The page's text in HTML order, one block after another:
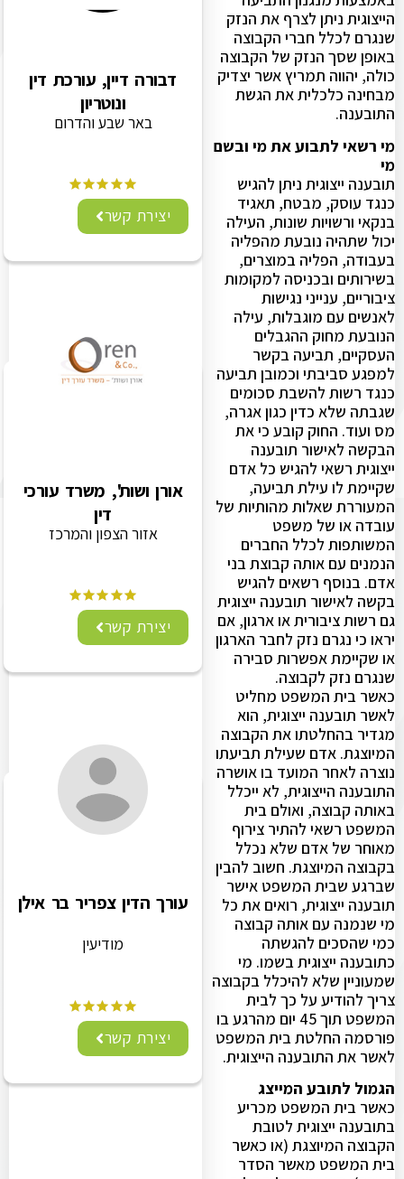
הייצוגית ניתן לצרף את הנזק
שנגרם לכלל חברי הקבוצה
באופן שסך הנזק של הקבוצה
כולה, יהווה תמריץ אשר יצדיק
מבחינה כלכלית את הגשת
התובענה.
מי רשאי לתבוע את מי ובשם
מי
תובענה ייצוגית ניתן להגיש
כנגד עוסק, מבטח, תאגיד
בנקאי ורשויות שונות, העילה
יכול שתהיה נובעת מהפליה
בעבודה, הפליה במוצרים,
בשירותים ובכניסה למקומות
ציבוריים, ענייני נגישות
לאנשים עם מוגבלות, עילה
הנובעת מחוק ההגבלים
העסקיים, תביעה בקשר
למפגע סביבתי וכמובן תביעה
כנגד רשות להשבת סכומים
שגבתה שלא כדין כגון אגרה,
מס ועוד. החוק קובע כי את
הבקשה לאישור תובענה
ייצוגית רשאי להגיש כל אדם
שקיימת לו עילת תביעה,
המעוררת שאלות מהותיות של
עובדה או של משפט
המשותפות לכלל החברים
הנמנים עם אותה קבוצת בני
אדם. בנוסף רשאים להגיש
בקשה לאישור תובענה ייצוגית
גם רשות ציבורית או ארגון, אם
יראו כי נגרם נזק לחבר הארגון
או שקיימת אפשרות סבירה
שנגרם נזק לקבוצה.
כאשר בית המשפט מחליט
לאשר תובענה ייצוגית, הוא
מגדיר בהחלטתו את הקבוצה
המיוצגת. אדם שעילת תביעתו
נוצרה לאחר המועד בו אושרה
התובענה הייצוגית, לא ייכלל
באותה קבוצה, ואולם בית
המשפט רשאי להתיר צירוף
מאוחר של אדם שלא נכלל
בקבוצה המיוצגת. חשוב להבין
שברגע שבית המשפט אישר
תובענה ייצוגית, רואים את כל
מי שנמנה עם אותה קבוצה
כמי שהסכים להגשתה
כתובענה ייצוגית בשמו. מי
שמעוניין שלא להיכלל בקבוצה
צריך להודיע על כך לבית
המשפט תוך 45 יום מהרגע בו
פורסמה החלטת בית המשפט
לאשר את התובענה הייצוגית.
הגמול לתובע המייצג
כאשר בית המשפט מכריע
בתובענה ייצוגית לטובת
הקבוצה המיוצגת (או כאשר
בית המשפט מאשר הסדר
דבורה דיין, עורכת דין
ונוטריון
באר שבע והדרום
יצירת קשר
אורן ושות', משרד עורכי
דין
אזור הצפון והמרכז
יצירת קשר
עורך הדין צפריר בר אילן
מודיעין
יצירת קשר